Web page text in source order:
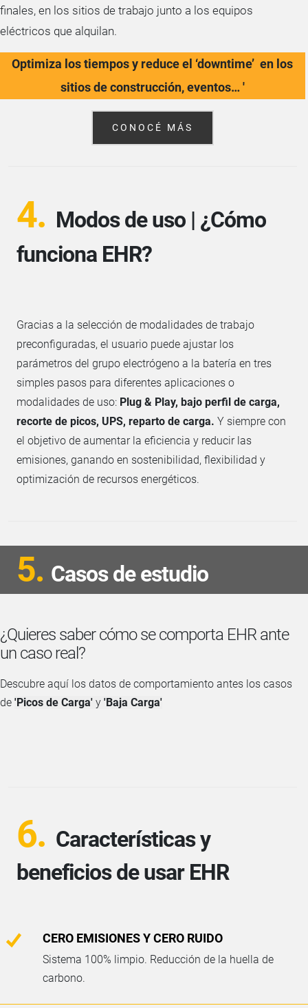
finales, en los sitios de trabajo junto a los equipos
eléctricos que alquilan.
Optimiza los tiempos y reduce el ‘downtime’ en los
sitios de construcción, eventos… '
CONOCÉ MÁS
4. Modos de uso | ¿Cómo
funciona EHR?
Gracias a la selección de modalidades de trabajo
preconfiguradas, el usuario puede ajustar los
parámetros del grupo electrógeno a la batería en tres
simples pasos para diferentes aplicaciones o
modalidades de uso: Plug & Play, bajo perfil de carga,
recorte de picos, UPS, reparto de carga. Y siempre con
el objetivo de aumentar la eficiencia y reducir las
emisiones, ganando en sostenibilidad, flexibilidad y
optimización de recursos energéticos.
5. Casos de estudio
¿Quieres saber cómo se comporta EHR ante
un caso real?
Descubre aquí los datos de comportamiento antes los casos
de 'Picos de Carga' y 'Baja Carga'
6. Características y
beneficios de usar EHR
CERO EMISIONES Y CERO RUIDO
Sistema 100% limpio. Reducción de la huella de
carbono.